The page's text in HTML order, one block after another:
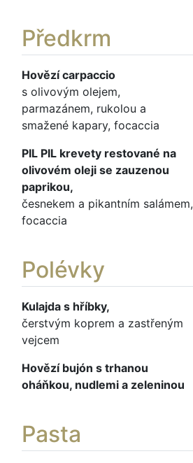
Předkrm
Hovězí carpaccio
s olivovým olejem,
parmazánem, rukolou a
smažené kapary, focaccia
PIL PIL krevety restované na
olivovém oleji se zauzenou
paprikou,
česnekem a pikantním salámem,
focaccia
Polévky
Kulajda s hříbky,
čerstvým koprem a zastřeným
vejcem
Hovězí bujón s trhanou
oháňkou, nudlemi a zeleninou
Pasta